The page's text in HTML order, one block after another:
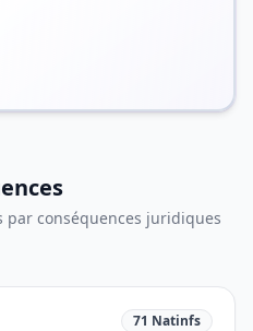
par conséquences juridiques
71 Natinfs